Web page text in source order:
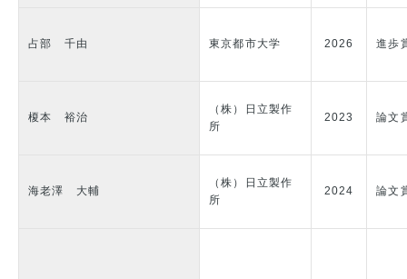
占部 千由 東京都市大学 2026 進歩
榎本 裕治
（株）日立製作
所
2023 論文
海老澤 大輔
（株）日立製作
所
2024 論文